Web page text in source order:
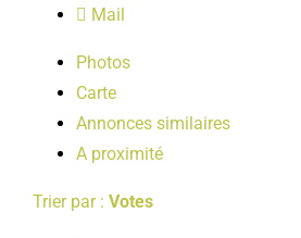
LOISIRS
PUBLICATIONS
Mail
Photos
Carte
Annonces similaires
A proximité
Trier par : Votes